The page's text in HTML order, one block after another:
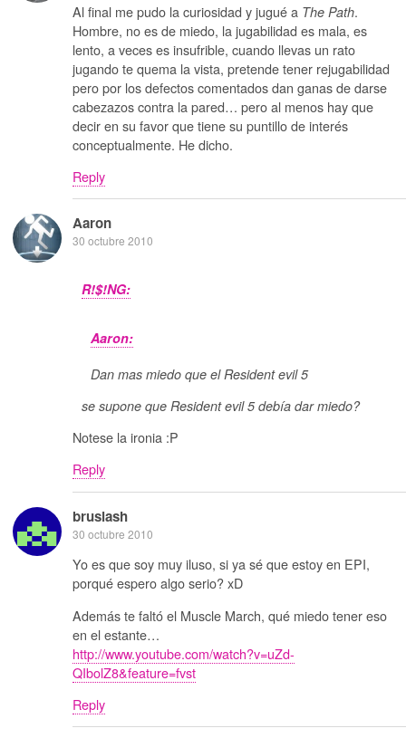
Al final me pudo la curiosidad y jugué a The Path.
Hombre, no es de miedo, la jugabilidad es mala, es
lento, a veces es insufrible, cuando llevas un rato
jugando te quema la vista, pretende tener rejugabilidad
pero por los defectos comentados dan ganas de darse
cabezazos contra la pared… pero al menos hay que
decir en su favor que tiene su puntillo de interés
conceptualmente. He dicho.
Reply
Aaron
30 octubre 2010
R!$!NG:
Aaron:
Dan mas miedo que el Resident evil 5
se supone que Resident evil 5 debía dar miedo?
Notese la ironia :P
Reply
bruslash
30 octubre 2010
Yo es que soy muy iluso, si ya sé que estoy en EPI,
porqué espero algo serio? xD
Además te faltó el Muscle March, qué miedo tener eso
en el estante…
http://www.youtube.com/watch?v=uZd-
QIbolZ8&feature=fvst
Reply